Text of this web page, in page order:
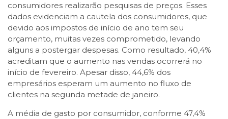
consumidores realizarão pesquisas de preços. Esses
dados evidenciam a cautela dos consumidores, que
devido aos impostos de início de ano tem seu
orçamento, muitas vezes comprometido, levando
alguns a postergar despesas. Como resultado, 40,4%
acreditam que o aumento nas vendas ocorrerá no
início de fevereiro. Apesar disso, 44,6% dos
empresários esperam um aumento no fluxo de
clientes na segunda metade de janeiro.
A média de gasto por consumidor, conforme 47,4%